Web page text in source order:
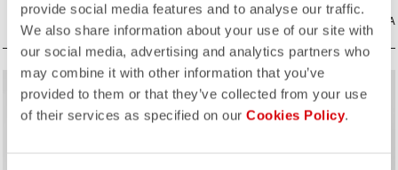
provide social media features and to analyse our traffic.
We also share information about your use of our site with
our social media, advertising and analytics partners who
may combine it with other information that you’ve
provided to them or that they’ve collected from your use
of their services as specified on our Cookies Policy.
CONFRONTA
Summer Sale 20% Off 60% OFF